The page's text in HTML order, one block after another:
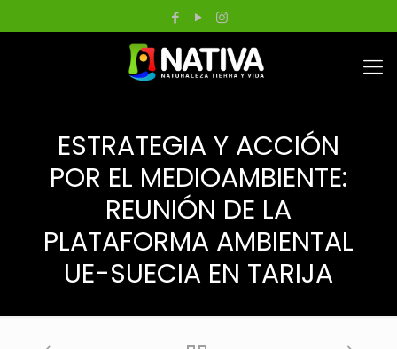
ESTRATEGIA Y ACCIÓN
POR EL MEDIOAMBIENTE:
REUNIÓN DE LA
PLATAFORMA AMBIENTAL
UE-SUECIA EN TARIJA